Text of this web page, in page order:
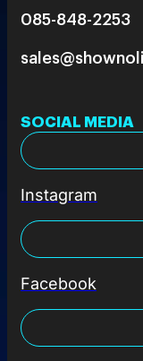
085-848-2253
SOCIAL MEDIA
Instagram
Facebook